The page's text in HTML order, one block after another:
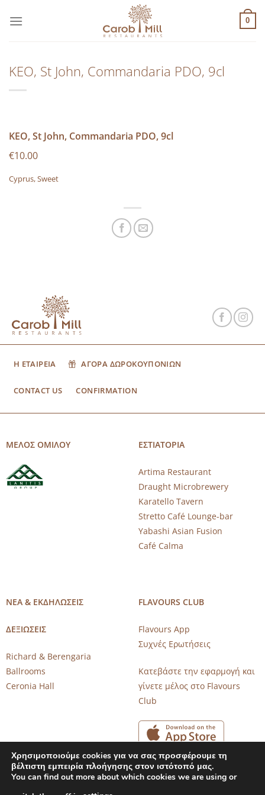
στο
0
KEO, St John, Commandaria PDO, 9cl
KEO, St John, Commandaria PDO, 9cl
€10.00
Cyprus, Sweet
Η ΕΤΑΙΡΕΙΑ ΑΓΟΡΑ ΔΩΡΟΚΟΥΠΟΝΙΩΝ
CONTACT US CONFIRMATION
ΜΕΛΟΣ ΟΜΙΛΟΥ ΕΣΤΙΑΤΟΡΙΑ
Artima Restaurant
Draught Microbrewery
Karatello Tavern
Stretto Café Lounge-bar
Yabashi Asian Fusion
Café Calma
ΝΕΑ & ΕΚΔΗΛΩΣΕΙΣ
ΔΕΞΙΩΣΕΙΣ
Richard & Berengaria
Ballrooms
Ceronia Hall
FLAVOURS CLUB
Flavours App
Συχνές Ερωτήσεις
Κατεβάστε την εφαρμογή και
γίνετε μέλος στο Flavours
Club
Χρησιμοποιούμε cookies για να σας προσφέρουμε τη
βέλτιστη εμπειρία πλοήγησης στον ιστότοπό μας.
You can find out more about which cookies we are using or